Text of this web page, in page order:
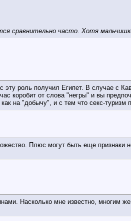
сравнительно часто. Хотя
роль получил Египет. В случае с
коробит от слова "негры" и вы
на "добычу", и с тем что секс-туризм
Плюс могут быть еще признаки
Насколько мне известно, многим